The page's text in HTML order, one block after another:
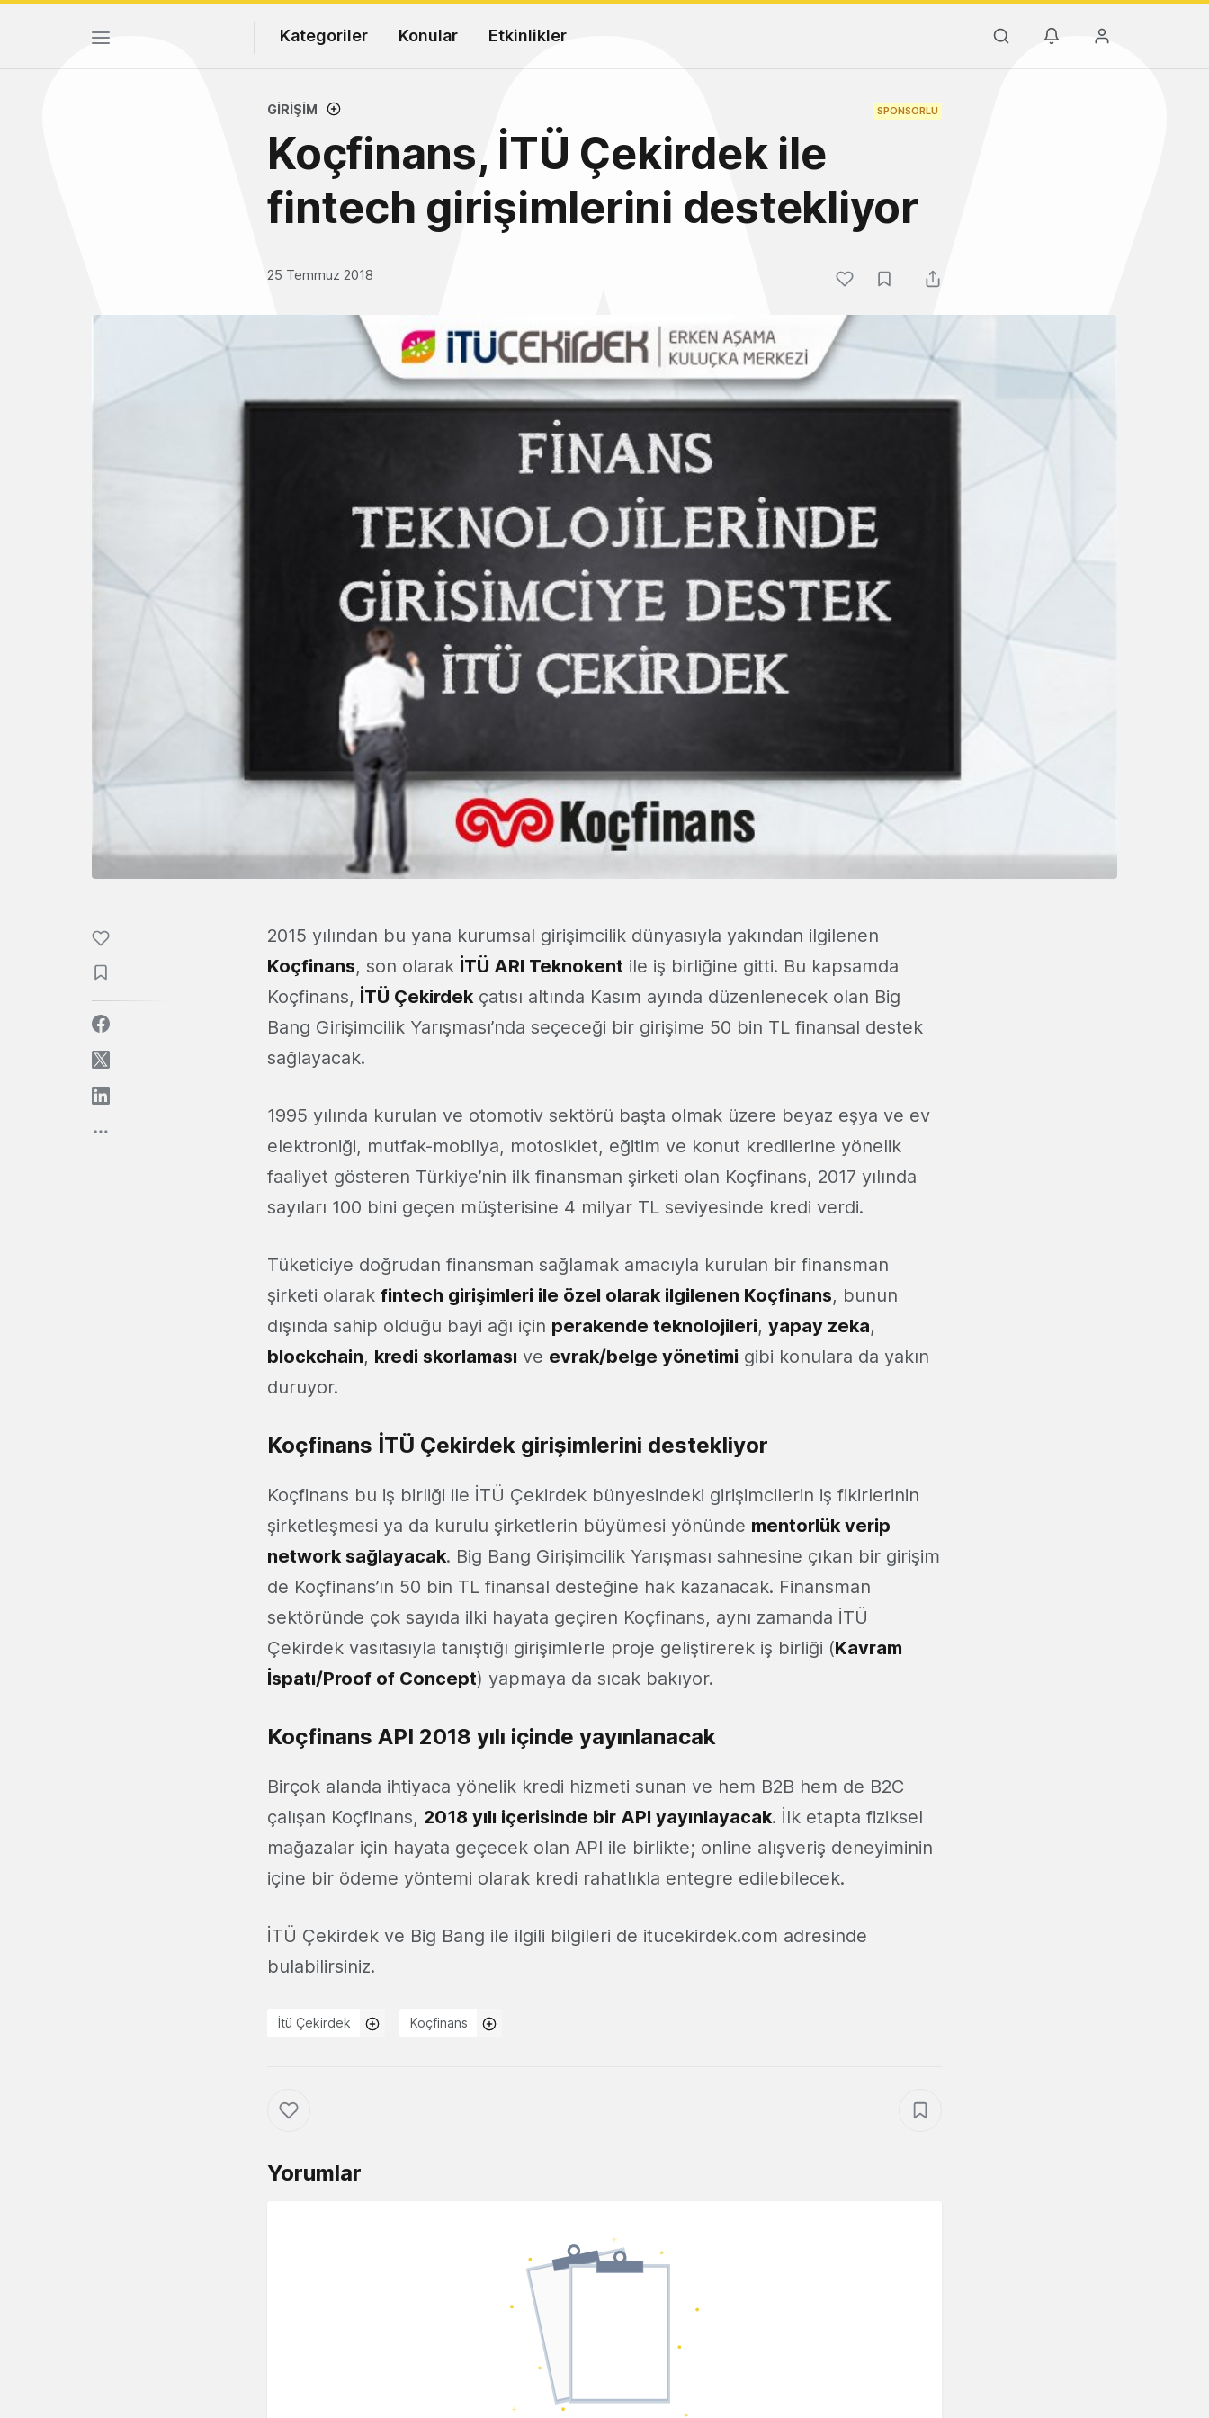
Kategoriler Konular Etkinlikler
GIRIŞIM SPONSORLU
Koçfinans, İTÜ Çekirdek ile
fintech girişimlerini destekliyor
25 Temmuz 2018
2015 yılından bu yana kurumsal girişimcilik dünyasıyla yakından ilgilenen
Koçfinans, son olarak İTÜ ARI Teknokent ile iş birliğine gitti. Bu kapsamda
Koçfinans, İTÜ Çekirdekçatısı altında Kasım ayında düzenlenecek olan Big
Bang Girişimcilik Yarışması’nda seçeceği bir girişime 50 bin TL finansal destek
sağlayacak.
1995 yılında kurulan ve otomotiv sektörü başta olmak üzere beyaz eşya ve ev
elektroniği, mutfak-mobilya, motosiklet, eğitim ve konut kredilerine yönelik
faaliyet gösteren Türkiye’nin ilk finansman şirketi olan Koçfinans, 2017 yılında
sayıları 100 bini geçen müşterisine 4 milyar TL seviyesinde kredi verdi.
Tüketiciye doğrudan finansman sağlamak amacıyla kurulan bir finansman
şirketi olarak fintech girişimleri ile özel olarak ilgilenen Koçfinans, bunun
dışında sahip olduğu bayi ağı için perakende teknolojileri, yapay zeka,
blockchain, kredi skorlaması ve evrak/belge yönetimi gibi konulara da yakın
duruyor.
Koçfinans İTÜ Çekirdek girişimlerini destekliyor
Koçfinans bu iş birliği ile İTÜ Çekirdek bünyesindeki girişimcilerin iş fikirlerinin
şirketleşmesi ya da kurulu şirketlerin büyümesi yönünde mentorlük verip
network sağlayacak. Big Bang Girişimcilik Yarışması sahnesine çıkan bir girişim
de Koçfinans’ın 50 bin TL finansal desteğine hak kazanacak. Finansman
sektöründe çok sayıda ilki hayata geçiren Koçfinans, aynı zamanda İTÜ
Çekirdek vasıtasıyla tanıştığı girişimlerle proje geliştirerek iş birliği (Kavram
İspatı/Proof of Concept) yapmaya da sıcak bakıyor.
Koçfinans API 2018 yılı içinde yayınlanacak
Birçok alanda ihtiyaca yönelik kredi hizmeti sunan ve hem B2B hem de B2C
çalışan Koçfinans, 2018 yılı içerisinde bir API yayınlayacak. İlk etapta fiziksel
mağazalar için hayata geçecek olan API ile birlikte; online alışveriş deneyiminin
içine bir ödeme yöntemi olarak kredi rahatlıkla entegre edilebilecek.
İTÜ Çekirdek ve Big Bang ile ilgili bilgileri de itucekirdek.com adresinde
bulabilirsiniz.
İtü Çekirdek Koçfinans
Yorumlar